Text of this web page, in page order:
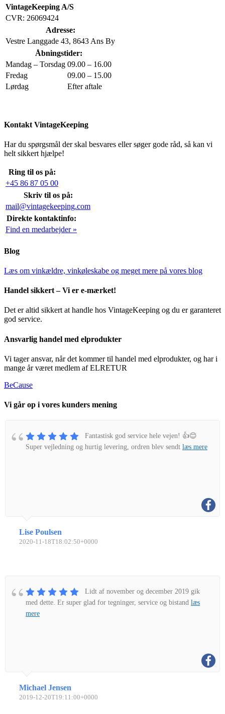
VintageKeeping A/S
CVR: 26069424
Adresse:
Vestre Langgade 43, 8643 Ans By
Åbningstider:
Mandag – Torsdag 09.00 – 16.00
Fredag
09.00 – 15.00
Lørdag
Efter aftale
Kontakt VintageKeeping
Har du spørgsmål der skal besvares eller søger gode råd, så kan vi
helt sikkert hjælpe!
Ring til os på:
+45 86 87 05 00
Skriv til os på:
mail@vintagekeeping.com
Direkte kontaktinfo:
Find en medarbejder »
Blog
Læs om vinkældre, vinkøleskabe og meget mere på vores blog
Handel sikkert – Vi er e-mærket!
Det er altid sikkert at handle hos VintageKeeping og du er garanteret
god service.
Ansvarlig handel med elprodukter
Vi tager ansvar, når det kommer til handel med elprodukter, og har i
mange år været medlem af ELRETUR
BeCause
Vi går op i vores kunders mening
Fantastisk god service hele vejen! 👍😊
Super vejledning og hurtig levering, ordren blev sendt læs mere
Lise Poulsen
2020-11-18T18:02:50+0000
Lidt af november og december 2019 gik
med dette. Er super glad for tegninger, service og bistand læs
mere
Michael Jensen
2019-12-20T19:11:00+0000